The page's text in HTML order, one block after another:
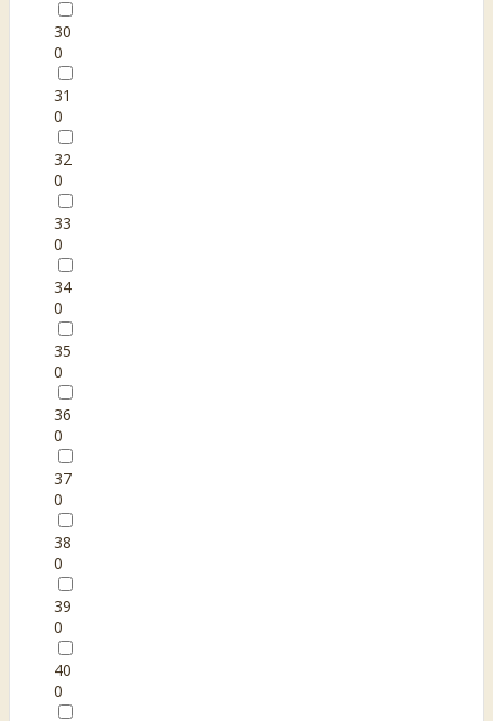
30
0
31
0
32
0
33
0
34
0
35
0
36
0
37
0
38
0
39
0
40
0